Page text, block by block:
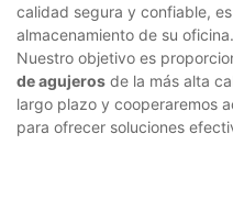
calidad segura y confiable,
almacenamiento de su oficina.
Nuestro objetivo es
de agujeros de la más alta
largo plazo y cooperaremos
para ofrecer soluciones